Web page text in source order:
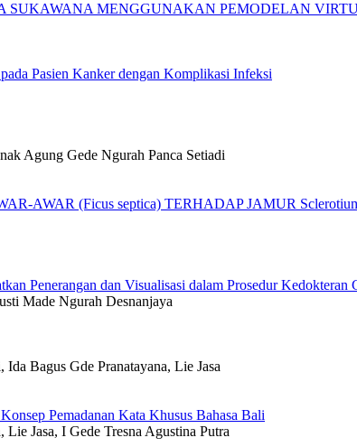
SUKAWANA MENGGUNAKAN PEMODELAN
Pasien Kanker dengan Komplikasi Infeksi
Agung Gede Ngurah Panca Setiadi
AWAR (Ficus septica) TERHADAP JAMUR
Penerangan dan Visualisasi dalam Prosedur Kedokteran
Made Ngurah Desnanjaya
Bagus Gde Pranatayana, Lie Jasa
Pemadanan Kata Khusus Bahasa Bali
Jasa, I Gede Tresna Agustina Putra